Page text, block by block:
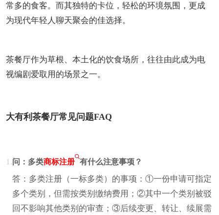
常多的食客。而其独特的卡位，轻松的环境氛围，更成
为现代年轻人聊天聚会的佳选择。
茶餐厅作为草根、本土化的饮食场所，往往由此成为电
视编剧爱取用的场景之一。
大有利茶餐厅常见问题FAQ
1.问：多类商标注册 有什么注意事项？
答：多类注册（一标多类）的事项：①一份申请可指定
多个类别，但需按类别缴纳费用；②其中一个类别被驳
回不影响其他类别的审查；③后续变更、转让、续展需